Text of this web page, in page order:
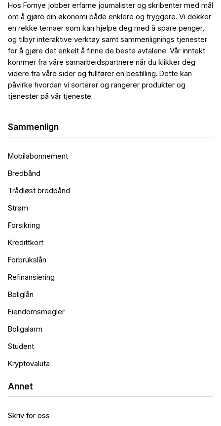
Hos Fornye jobber erfarne journalister og skribenter med mål
om å gjøre din økonomi både enklere og tryggere. Vi dekker
en rekke temaer som kan hjelpe deg med å spare penger,
og tilbyr interaktive verktøy samt sammenlignings tjenester
for å gjøre det enkelt å finne de beste avtalene. Vår inntekt
kommer fra våre samarbeidspartnere når du klikker deg
videre fra våre sider og fullfører en bestilling. Dette kan
påvirke hvordan vi sorterer og rangerer produkter og
tjenester på vår tjeneste.
Sammenlign
Mobilabonnement
Bredbånd
Trådløst bredbånd
Strøm
Forsikring
Kredittkort
Forbrukslån
Refinansiering
Boliglån
Eiendomsmegler
Boligalarm
Student
Kryptovaluta
Annet
Skriv for oss